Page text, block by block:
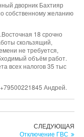
дворник Бахтияр
собственному желанию
18 срочно
скользящий,
не требуется,
объём работ.
всех налогов 35 тыс
Андрей.
СЛЕДУЮЩАЯ
Отключение ГВС